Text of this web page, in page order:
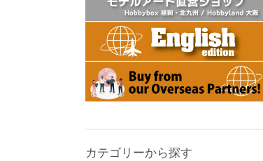
カテゴリーから探す